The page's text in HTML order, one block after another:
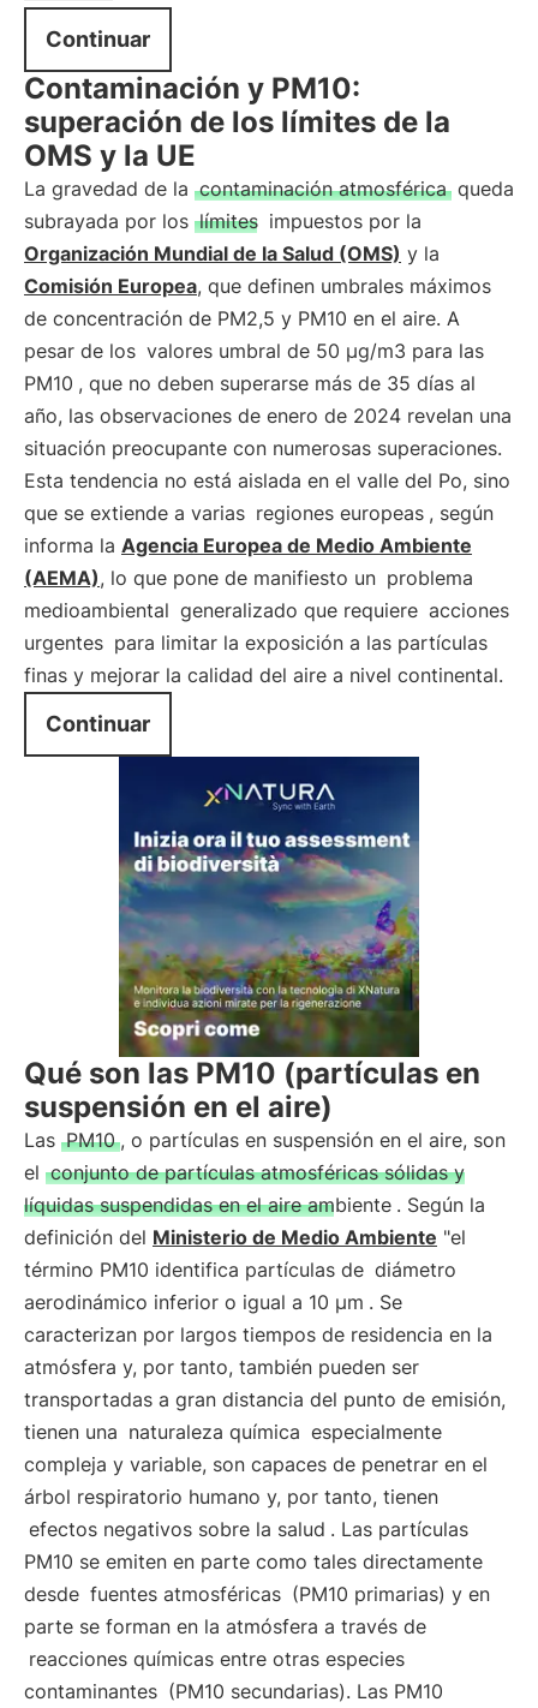
Continuar
Contaminación y PM10:
superación de los límites de la
OMS y la UE
La gravedad de la contaminación atmosférica queda
subrayada por los límites impuestos por la
Organización Mundial de la Salud (OMS) y la
Comisión Europea, que definen umbrales máximos
de concentración de PM2,5 y PM10 en el aire. A
pesar de los valores umbral de 50 μg/m3 para las
PM10 , que no deben superarse más de 35 días al
año, las observaciones de enero de 2024 revelan una
situación preocupante con numerosas superaciones.
Esta tendencia no está aislada en el valle del Po, sino
que se extiende a varias regiones europeas , según
informa la Agencia Europea de Medio Ambiente
(AEMA), lo que pone de manifiesto un problema
medioambiental generalizado que requiere acciones
urgentes para limitar la exposición a las partículas
finas y mejorar la calidad del aire a nivel continental.
Continuar
Qué son las PM10 (partículas en
suspensión en el aire)
Las PM10 , o partículas en suspensión en el aire, son
el conjunto de partículas atmosféricas sólidas y
líquidas suspendidas en el aire ambiente . Según la
definición del Ministerio de Medio Ambiente "el
término PM10 identifica partículas de diámetro
aerodinámico inferior o igual a 10 µm . Se
caracterizan por largos tiempos de residencia en la
atmósfera y, por tanto, también pueden ser
transportadas a gran distancia del punto de emisión,
tienen una naturaleza química especialmente
compleja y variable, son capaces de penetrar en el
árbol respiratorio humano y, por tanto, tienen
efectos negativos sobre la salud . Las partículas
PM10 se emiten en parte como tales directamente
desde fuentes atmosféricas (PM10 primarias) y en
parte se forman en la atmósfera a través de
reacciones químicas entre otras especies
contaminantes (PM10 secundarias). Las PM10